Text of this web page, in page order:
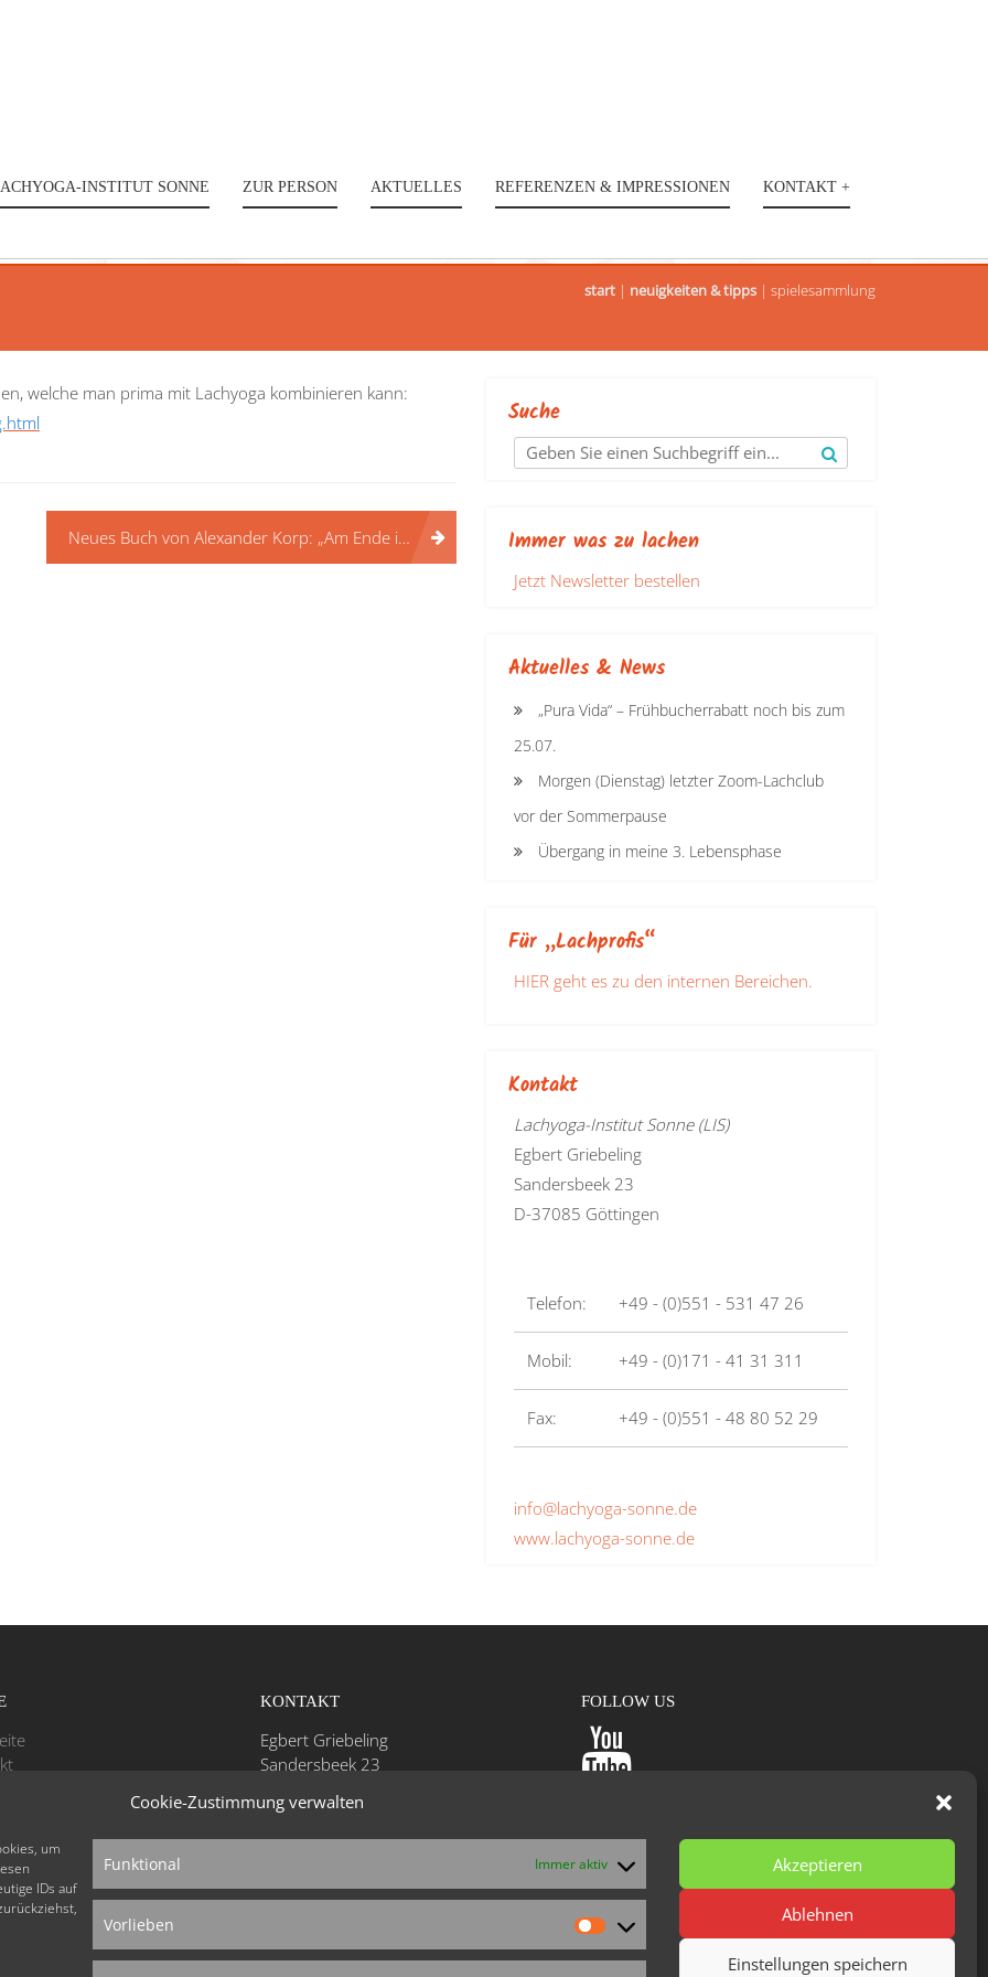
Cookie-Zustimmung verwalten
um
IDs auf
Funktional Immer aktiv
Vorlieben
Vorlieben
Akzeptieren
Ablehnen
Einstellungen speichern
INSTITUT SONNE ZUR PERSON AKTUELLES REFERENZEN & IMPRESSIONEN KONTAKT +
start | neuigkeiten & tipps | spielesammlung
welche man prima mit Lachyoga kombinieren kann:
Neues Buch von Alexander Korp: „Am Ende ist nicht Schluss mit lustig – Humor angesichts von Sterben und Tod“
Suche
Immer was zu lachen
Jetzt Newsletter bestellen
Aktuelles & News
„Pura Vida“ – Frühbucherrabatt noch bis zum
25.07.
Morgen (Dienstag) letzter Zoom-Lachclub
vor der Sommerpause
Übergang in meine 3. Lebensphase
Für „Lachprofis“
HIER geht es zu den internen Bereichen.
Kontakt
Lachyoga-Institut Sonne (LIS)
Egbert Griebeling
Sandersbeek 23
D-37085 Göttingen
Telefon: +49 - (0)551 - 531 47 26
Mobil: +49 - (0)171 - 41 31 311
Fax: +49 - (0)551 - 48 80 52 29
info@lachyoga-sonne.de
www.lachyoga-sonne.de
KONTAKT
Egbert Griebeling
Sandersbeek 23
Telefon: +49 - (0)551 - 531 47 26
Fax: +49 - (0)551 - 48 80 52 29
www.lachyoga-sonne.de
FOLLOW US
von Egbert Griebeling:
animoVida®
Die pure Lust am LebensTanz